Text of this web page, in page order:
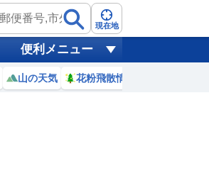
現在地
便利メニュー
山の天気 花粉飛散情報